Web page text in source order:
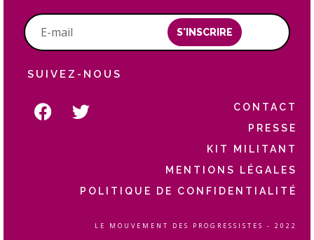
S'INSCRIRE
SUIVEZ-NOUS
CONTACT
PRESSE
KIT MILITANT
MENTIONS LÉGALES
POLITIQUE DE CONFIDENTIALITÉ
LE MOUVEMENT DES PROGRESSISTES - 2022